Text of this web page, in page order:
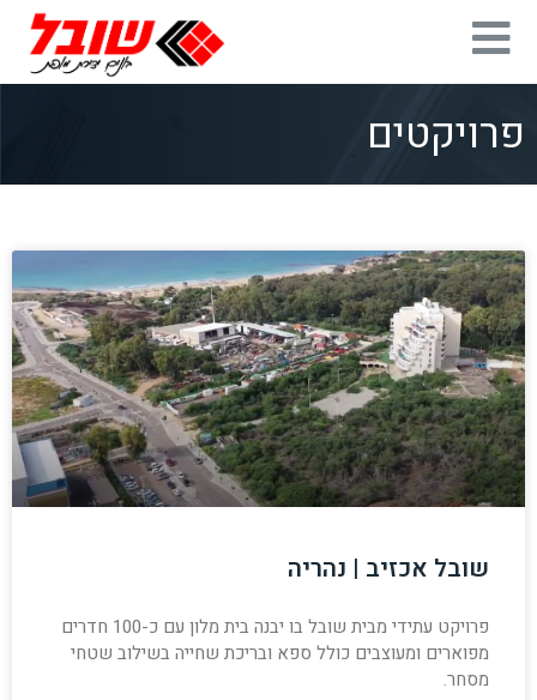
פרויקטים
שובל אכזיב | נהריה
פרויקט עתידי מבית שובל בו יבנה בית מלון עם כ-100 חדרים
מפוארים ומעוצבים כולל ספא ובריכת שחייה בשילוב שטחי
מסחר.